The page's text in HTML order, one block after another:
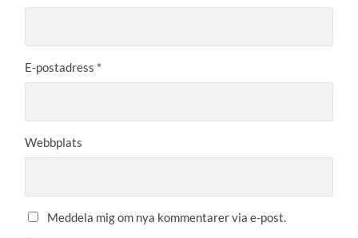
E-postadress *
Webbplats
Meddela mig om nya kommentarer via e-post.